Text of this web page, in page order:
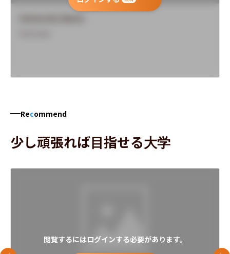
Recommend
少し頑張れば目指せる大学
閲覧するにはログインする必要があります。